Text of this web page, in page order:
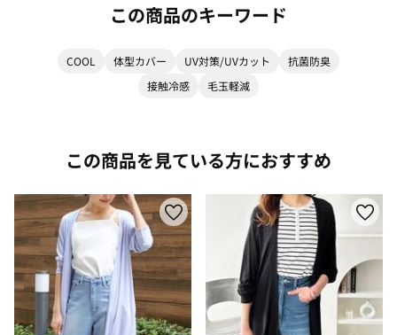
この商品のキーワード
COOL 体型カバー UV対策/UVカット
抗菌防臭
接触冷感
毛玉軽減
この商品を見ている方におすすめ